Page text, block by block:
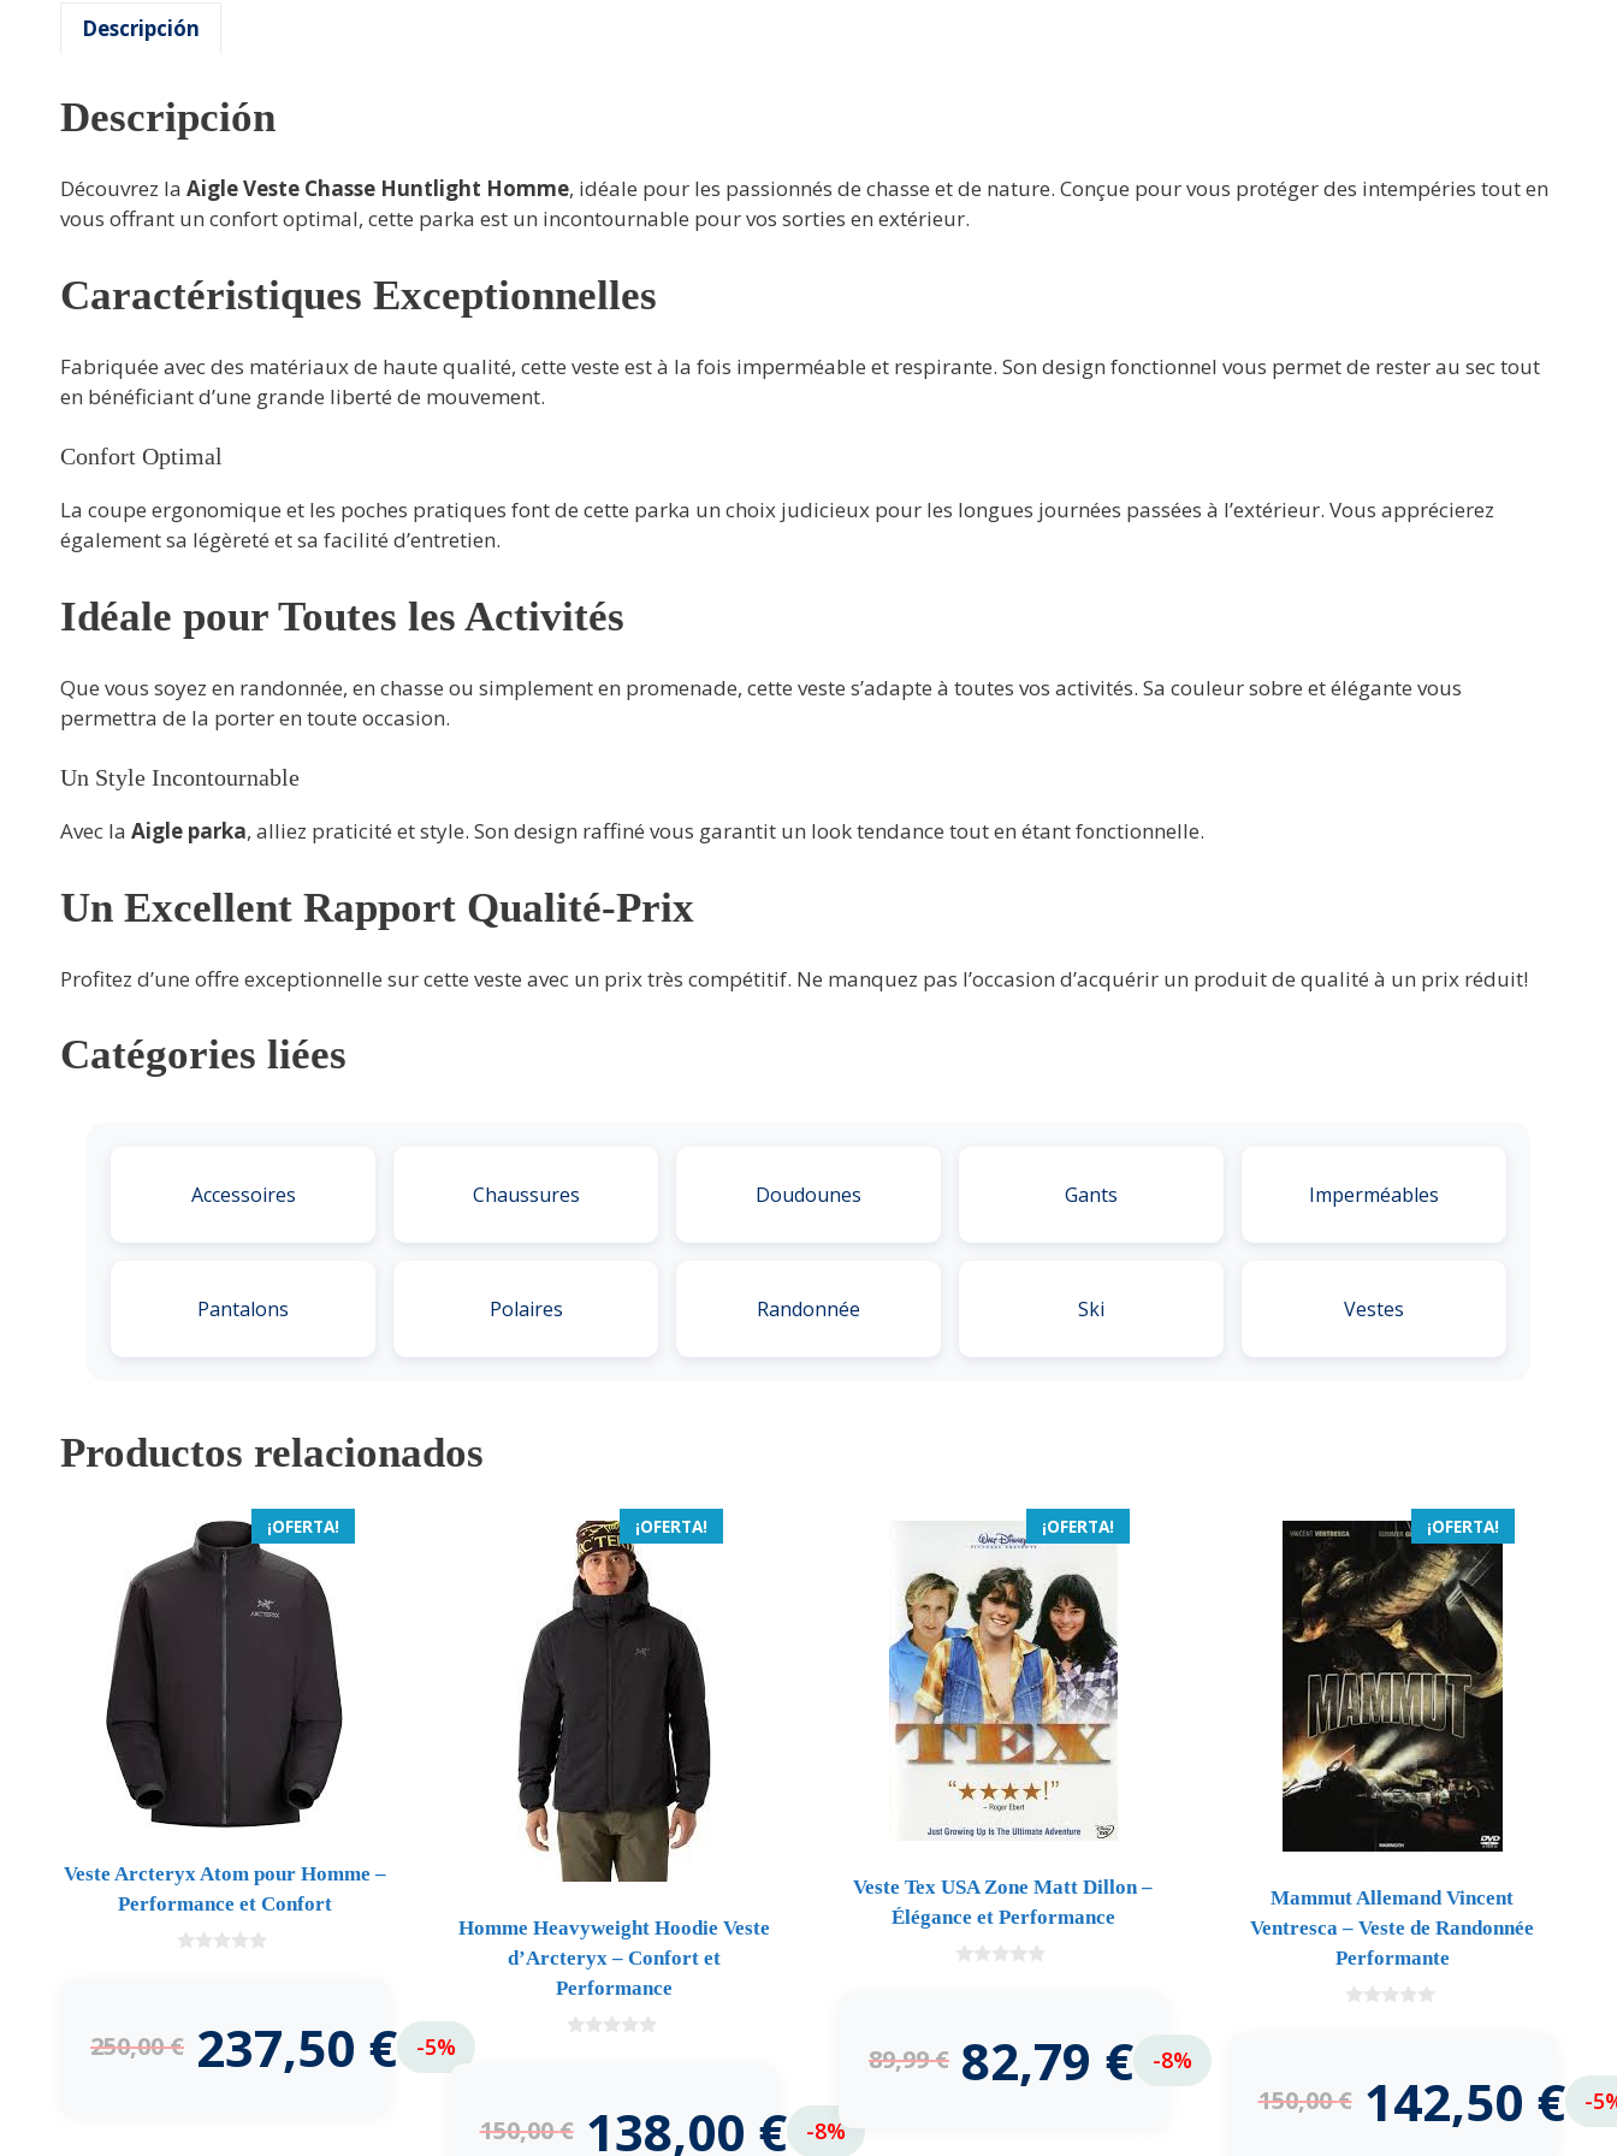
Descripción
Descripción
Découvrez la Aigle Veste Chasse Huntlight Homme, idéale pour les passionnés de chasse et de nature. Conçue pour vous protéger des intempéries tout en
vous offrant un confort optimal, cette parka est un incontournable pour vos sorties en extérieur.
Caractéristiques Exceptionnelles
Fabriquée avec des matériaux de haute qualité, cette veste est à la fois imperméable et respirante. Son design fonctionnel vous permet de rester au sec tout
en bénéficiant d’une grande liberté de mouvement.
Confort Optimal
La coupe ergonomique et les poches pratiques font de cette parka un choix judicieux pour les longues journées passées à l’extérieur. Vous apprécierez
également sa légèreté et sa facilité d’entretien.
Idéale pour Toutes les Activités
Que vous soyez en randonnée, en chasse ou simplement en promenade, cette veste s’adapte à toutes vos activités. Sa couleur sobre et élégante vous
permettra de la porter en toute occasion.
Un Style Incontournable
Avec la Aigle parka, alliez praticité et style. Son design raffiné vous garantit un look tendance tout en étant fonctionnelle.
Un Excellent Rapport Qualité-Prix
Profitez d’une offre exceptionnelle sur cette veste avec un prix très compétitif. Ne manquez pas l’occasion d’acquérir un produit de qualité à un prix réduit!
Catégories liées
Accessoires Chaussures Doudounes Gants Imperméables
Pantalons Polaires Randonnée Ski Vestes
Productos relacionados
¡OFERTA!
Veste Arcteryx Atom pour Homme –
Performance et Confort
250,00€ 237,50 € -5%
¡OFERTA!
Homme Heavyweight Hoodie Veste
d’Arcteryx – Confort et
Performance
150,00€ 138,00 € -8%
¡OFERTA!
Veste Tex USA Zone Matt Dillon –
Élégance et Performance
89,99€ 82,79 € -8%
¡OFERTA!
Mammut Allemand Vincent
Ventresca – Veste de Randonnée
Performante
150,00€ 142,50 € -